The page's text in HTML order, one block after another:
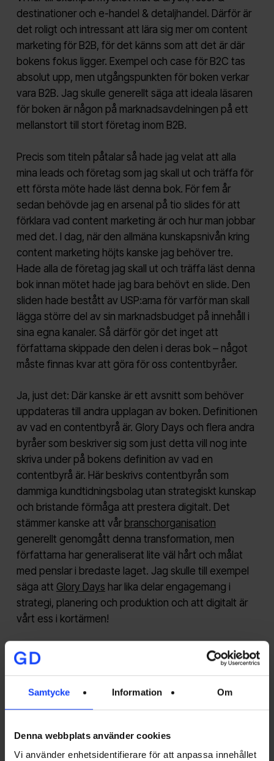
Samtycke Information Om
Denna webbplats använder cookies
Vi använder enhetsidentifierare för att anpassa innehållet
destinationer och e-handel & detaljhandel. Därför är
det roligt och intressant att lära sig mer om content
marketing för B2B, för det känns som att det är där
bokens fokus ligger. Exempel och case för B2C tas
absolut upp, men utgångspunkten för boken verkar
vara B2B. Jag skulle generellt säga att ideala läsaren
för boken är någon på marknadsavdelningen på ett
mellanstort till stort företag inom B2B.
Precis som titeln påtalar så hade jag velat att alla
mina leads och företag som jag skall ut och träffa för
ett första möte hade läst denna bok. För fem år
sedan behövde jag en arsenal på tio slides för att
förklara vad content marketing är och hur man jobbar
med det. I dag, när den allmäna kunskapsnivån kring
content marketing höjts kanske jag behöver tre.
Hade alla de företag jag skall ut och träffa läst denna
bok innan mötet hade jag bara behövt en slide. Den
sliden hade bestått av USP:arna för varför man skall
lägga större del av sin marknadsbudget på innehåll i
sina egna kanaler. Så därför gör det inget att
författarna skippade den delen i deras bok – något
måste finnas kvar att göra för oss contentbyråer.
Ja, just det: Där kanske är ett avsnitt som behöver
uppdateras till andra upplagan av boken. Definitionen
av vad en contentbyrå är. Glory Days och flera andra
byråer som beskriver sig som just detta vill nog inte
skriva under på bokens definition av vad en
contentbyrå är. Här beskrivs contentbyrån som
dammiga kundtidningsbolag utan strategiskt kunskap
och bristande förmåga att prestera digitalt. Det
stämmer kanske att vår branschorganisation
generellt genomgått denna transformation, men
författarna har generaliserat lite väl hårt och målat
med penslar i bredaste laget. Jag skulle till exempel
säga att Glory Days har lika delar engagemang i
strategi, planering och produktion och att digitalt är
vårt ess i kortärmen!
Så vad blir då betyget på denna andra bok om
content marketing på svenska? Det blir solklara fyra
Jag kommer rekommendera mina kunder att läsa den
och hade vi haft ett marketing automation-system
för vår verksamhet hade ett av de första stegen i